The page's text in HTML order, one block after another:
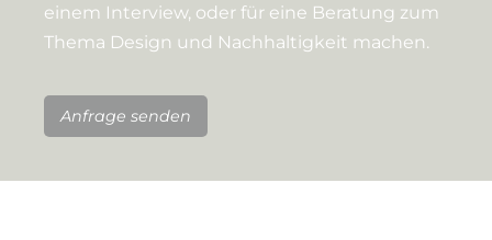
einem Interview, oder für eine Beratung zum
Thema Design und Nachhaltigkeit machen.
Anfrage senden